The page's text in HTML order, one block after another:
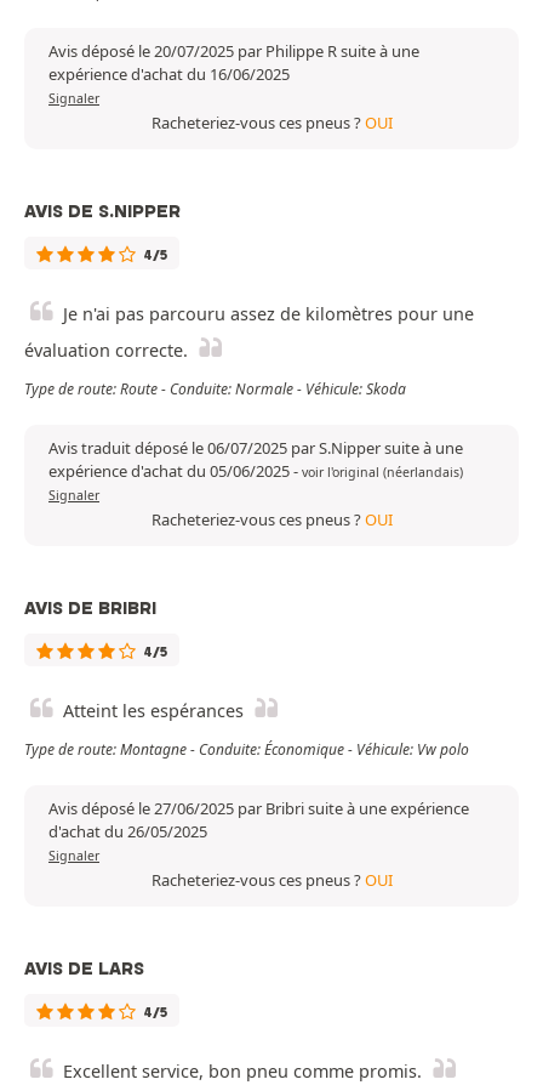
Avis déposé le 20/07/2025 par Philippe R suite à une
expérience d'achat du 16/06/2025
Signaler
Racheteriez-vous ces pneus ?OUI
AVIS DE S.NIPPER
4/5
Je n'ai pas parcouru assez de kilomètres pour une
évaluation correcte.
Type de route: Route - Conduite: Normale - Véhicule: Skoda
Avis traduit déposé le 06/07/2025 par S.Nipper suite à une
expérience d'achat du 05/06/2025- voir l'original (néerlandais)
Signaler
Racheteriez-vous ces pneus ?OUI
AVIS DE BRIBRI
4/5
Atteint les espérances
Type de route: Montagne - Conduite: Économique - Véhicule: Vw polo
Avis déposé le 27/06/2025 par Bribri suite à une expérience
d'achat du 26/05/2025
Signaler
Racheteriez-vous ces pneus ?OUI
AVIS DE LARS
4/5
Excellent service, bon pneu comme promis.